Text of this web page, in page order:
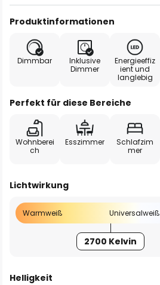
Produktinformationen
Dimmbar
Inklusive
Dimmer
Energieeffiz
ient und
langlebig
Perfekt für diese Bereiche
Wohnberei
ch
Esszimmer
Schlafzim
mer
Lichtwirkung
Warmweiß Universalweiß
2700 Kelvin
Helligkeit